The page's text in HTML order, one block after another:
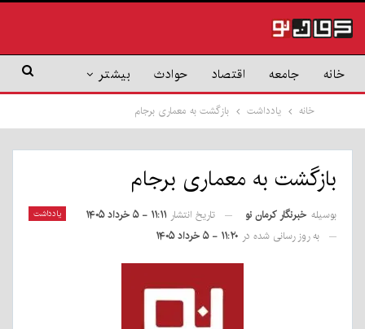
خانه جامعه اقتصاد حوادث بیشتر
خانه یادداشت بازگشت به معماری برجام
بازگشت به معماری برجام
یادداشت بوسیله خبرنگار کرمان نو تاریخ انتشار ۱۱:۱۱ - ۵ خرداد ۱۴۰۵
به روز رسانی شده در ۱۱:۲۰ - ۵ خرداد ۱۴۰۵